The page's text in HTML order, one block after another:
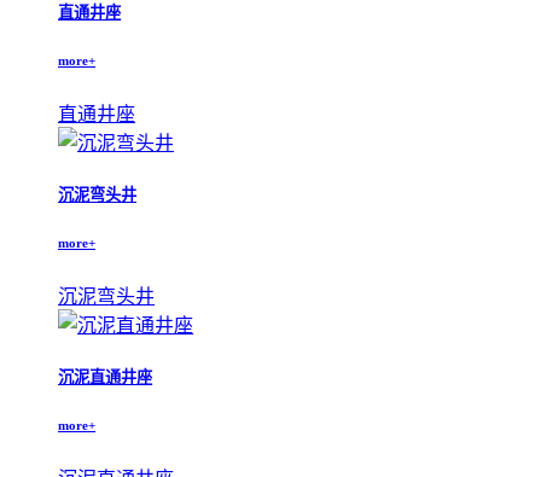
直通井座
more+
直通井座
沉泥弯头井
more+
沉泥弯头井
沉泥直通井座
more+